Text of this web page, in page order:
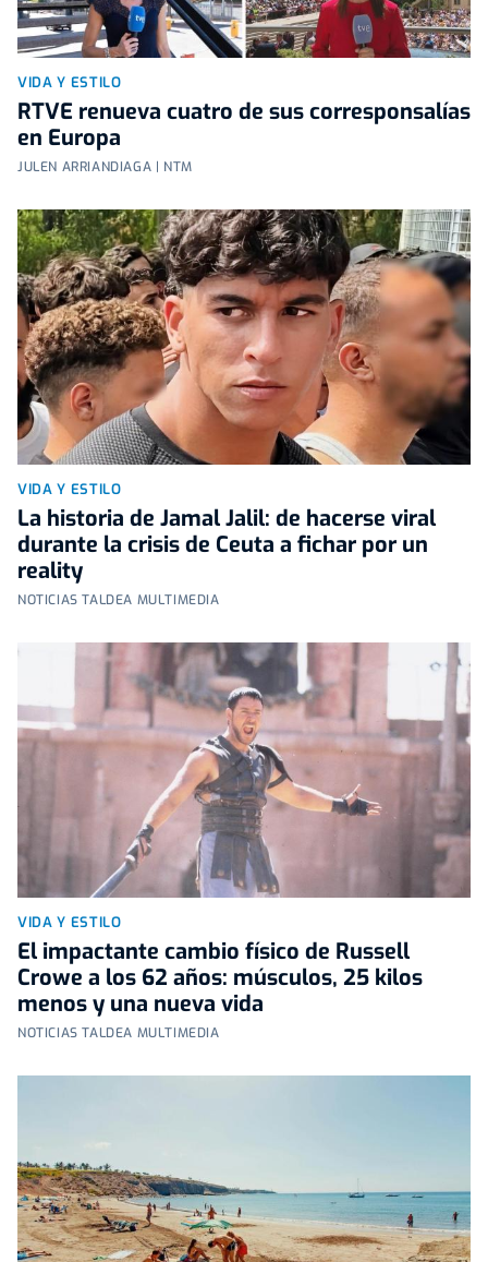
VIDA Y ESTILO
RTVE renueva cuatro de sus corresponsalías
en Europa
JULEN ARRIANDIAGA | NTM
VIDA Y ESTILO
La historia de Jamal Jalil: de hacerse viral
durante la crisis de Ceuta a fichar por un
reality
NOTICIAS TALDEA MULTIMEDIA
VIDA Y ESTILO
El impactante cambio físico de Russell
Crowe a los 62 años: músculos, 25 kilos
menos y una nueva vida
NOTICIAS TALDEA MULTIMEDIA